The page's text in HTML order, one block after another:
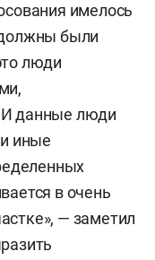
имелось
были
люди
И данные люди
иные
в очень
— заметил